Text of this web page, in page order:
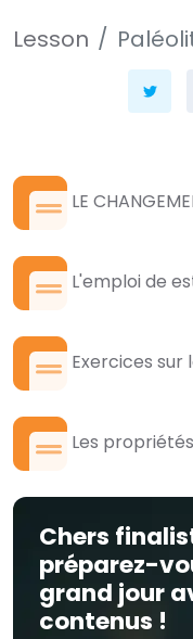
Lesson
LE
L'emploi de
Exercices sur
Les
Chers
préparez-
grand jour
contenus !